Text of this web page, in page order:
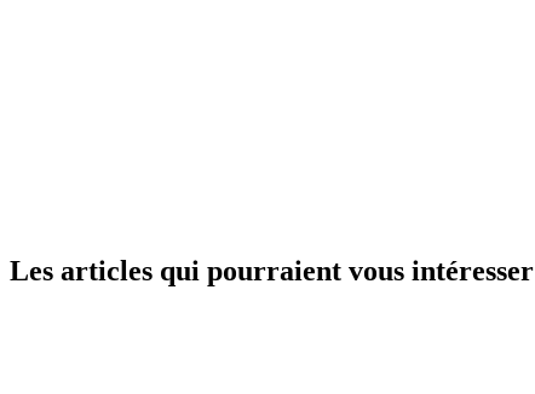
Les articles qui pourraient vous intéresser